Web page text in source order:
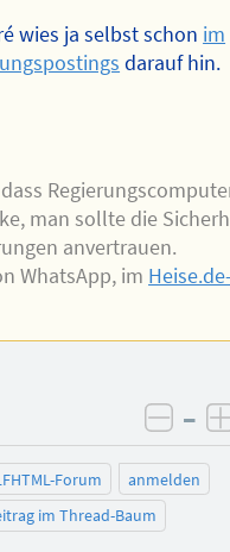
wies ja selbst schon im
darauf hin.
man sollte die
anvertrauen.
WhatsApp, im
–
Forum
anmelden
im Thread-Baum